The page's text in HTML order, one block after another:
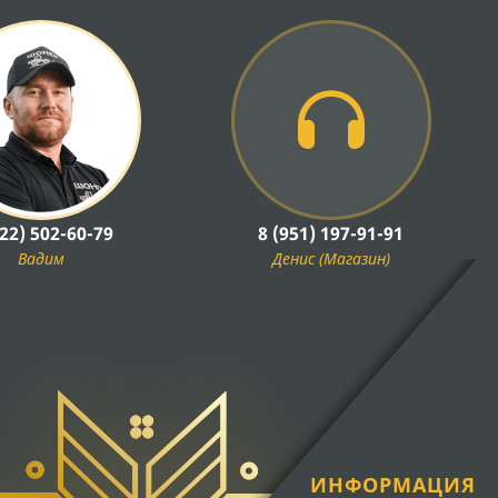
502-60-79
Вадим
8 (951) 197-91-91
Денис (Магазин)
ИНФОРМАЦИЯ